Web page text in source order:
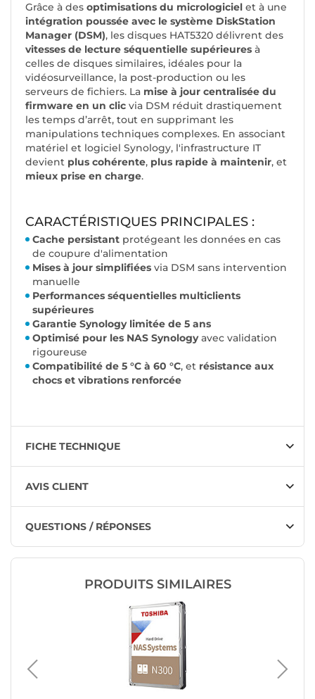
Grâce à des optimisations du micrologiciel et à une
intégration poussée avec le système DiskStation
Manager (DSM), les disques HAT5320 délivrent des
vitesses de lecture séquentielle supérieures à
celles de disques similaires, idéales pour la
vidéosurveillance, la post-production ou les
serveurs de fichiers. La mise à jour centralisée du
firmware en un clic via DSM réduit drastiquement
les temps d’arrêt, tout en supprimant les
manipulations techniques complexes. En associant
matériel et logiciel Synology, l'infrastructure IT
devient plus cohérente, plus rapide à maintenir, et
mieux prise en charge.
CARACTÉRISTIQUES PRINCIPALES :
Cache persistant protégeant les données en cas
de coupure d'alimentation
Mises à jour simplifiées via DSM sans intervention
manuelle
Performances séquentielles multiclients
supérieures
Garantie Synology limitée de 5 ans
Optimisé pour les NAS Synologyavec validation
rigoureuse
Compatibilité de 5 °C à 60 °C, et résistance aux
chocs et vibrations renforcée
FICHE TECHNIQUE
AVIS CLIENT
QUESTIONS / RÉPONSES
PRODUITS SIMILAIRES